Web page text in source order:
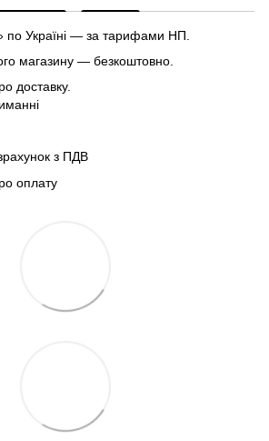
Україні — за тарифами НП.
магазину — безкоштовно.
доставку.
з ПДВ
оплату